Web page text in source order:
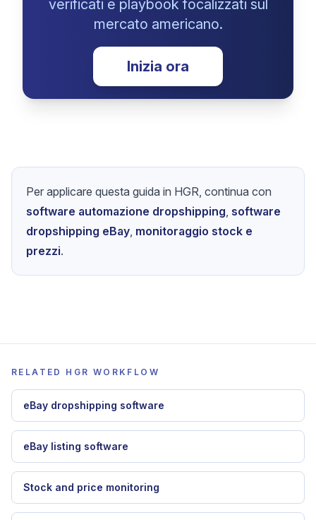
verificati e playbook focalizzati sul
mercato americano.
Inizia ora
Per applicare questa guida in HGR, continua con
software automazione dropshipping, software
dropshipping eBay, monitoraggio stock e
prezzi.
RELATED HGR WORKFLOW
eBay dropshipping software
eBay listing software
Stock and price monitoring